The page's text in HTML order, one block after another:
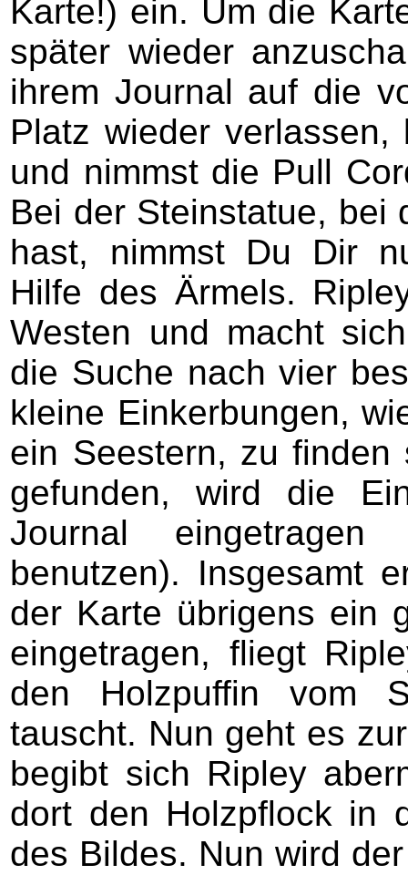
Karte!) ein. Um die
später wieder
ihrem Journal auf die
Platz wieder
und nimmst die Pull
Bei der Steinstatue, bei
hast, nimmst Du Dir
Hilfe des Ärmels.
Westen und macht
die Suche nach vier
kleine Einkerbungen,
ein Seestern, zu
gefunden, wird die
Journal
benutzen). Insgesamt
der Karte übrigens ein
eingetragen, fliegt
den Holzpuffin vom
tauscht. Nun geht es
begibt sich Ripley
dort den Holzpflock in
des Bildes. Nun wird